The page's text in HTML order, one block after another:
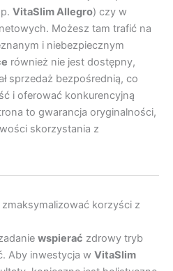
VitaSlim Allegro) czy w
Możesz tam trafić na
i niebezpiecznym
również nie jest dostępny,
sprzedaż bezpośrednią, co
i oferować konkurencyjną
to gwarancja oryginalności,
skorzystania z
korzyści z
wspierać zdrowy tryb
Aby inwestycja w VitaSlim